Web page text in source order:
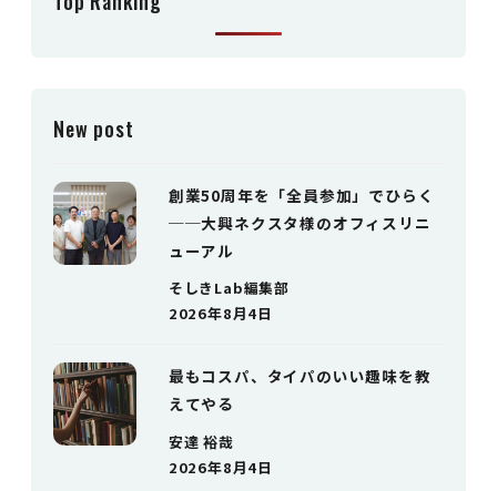
New post
創業50周年を「全員参加」でひらく
──大興ネクスタ様のオフィスリニ
ューアル
そしきLab編集部
2026年8月4日
最もコスパ、タイパのいい趣味を教
えてやる
安達 裕哉
2026年8月4日